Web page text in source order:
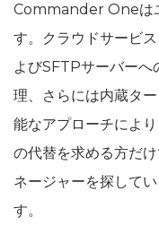
Commander Oneは
す。クラウドサービ
よびSFTPサーバーへ
理、さらには内蔵タ
能なアプローチによ
の代替を求める方だ
ネージャーを探して
す。